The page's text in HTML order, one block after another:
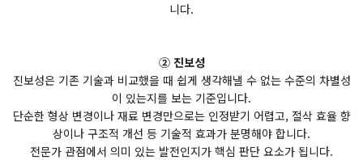
니다.
② 진보성
진보성은 기존 기술과 비교했을 때 쉽게 생각해낼 수 없는 수준의 차별성
이 있는지를 보는 기준입니다.
단순한 형상 변경이나 재료 변경만으로는 인정받기 어렵고, 절삭 효율 향
상이나 구조적 개선 등 기술적 효과가 분명해야 합니다.
전문가 관점에서 의미 있는 발전인지가 핵심 판단 요소가 됩니다.